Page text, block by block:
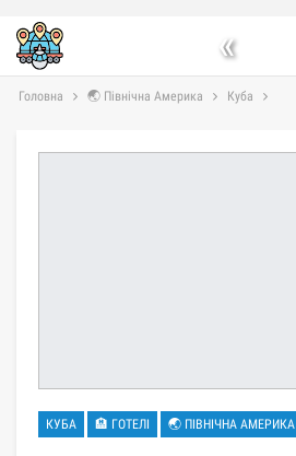
«
Головна 🌏 Північна Америка Куба
КУБА 🏨 ГОТЕЛІ 🌏 ПІВНІЧНА АМЕРИКА